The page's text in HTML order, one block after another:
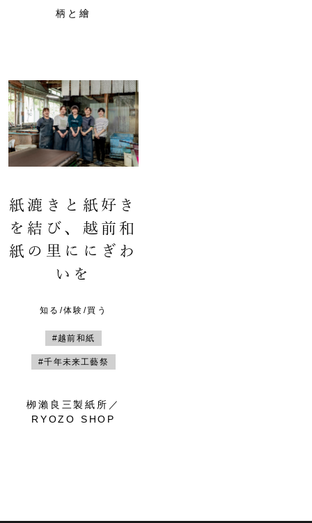
柄と繪
紙漉きと紙好き
を結び、越前和
紙の里ににぎわ
いを
知る/体験/買う
#越前和紙
#千年未来工藝祭
栁瀨良三製紙所／
RYOZO SHOP